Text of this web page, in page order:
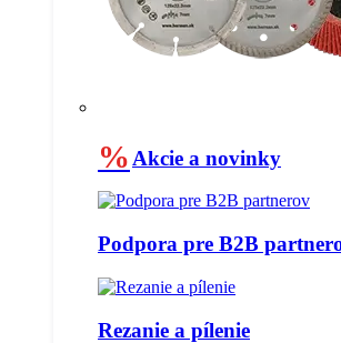
% Akcie a novinky
Podpora pre B2B
Rezanie a pílenie